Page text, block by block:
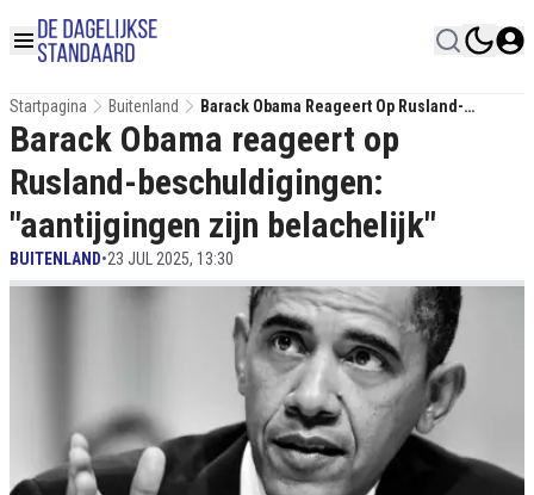
Startpagina Buitenland
Barack Obama Reageert Op Rusland-
Beschuldigingen: "aantijgingen Zijn
Belachelijk"
Barack Obama reageert op
Rusland-beschuldigingen:
"aantijgingen zijn belachelijk"
BUITENLAND•23 JUL 2025, 13:30